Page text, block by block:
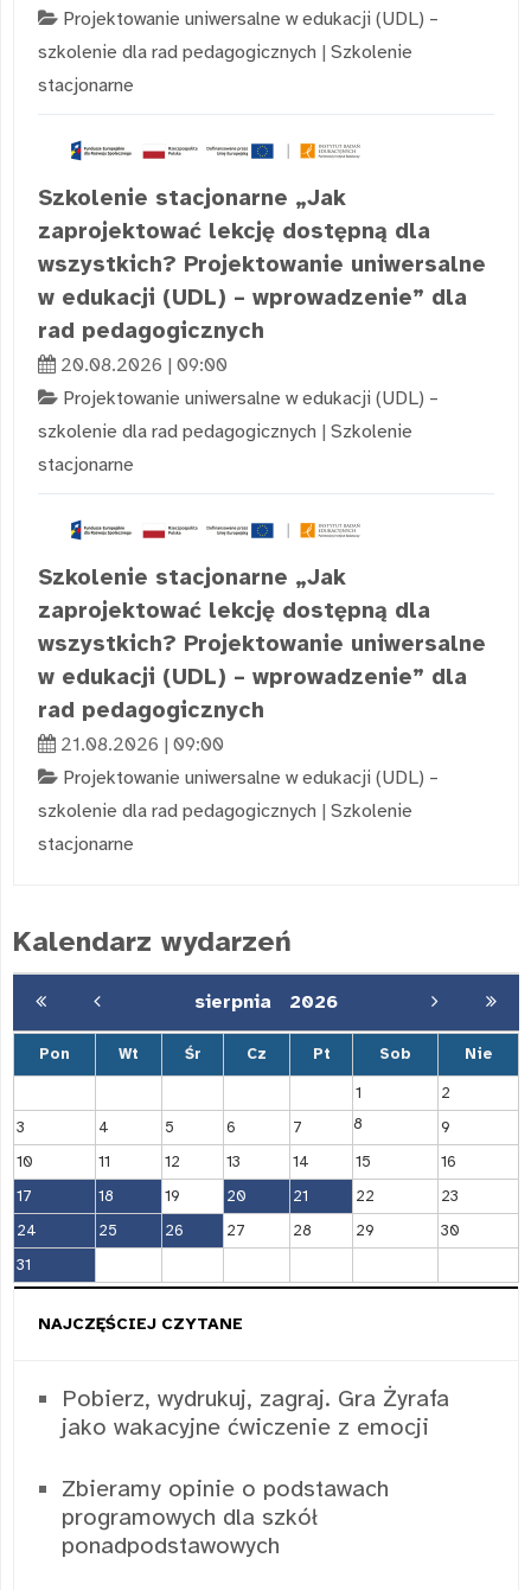
Projektowanie uniwersalne w edukacji (UDL) –
szkolenie dla rad pedagogicznych | Szkolenie
stacjonarne
Szkolenie stacjonarne „Jak
zaprojektować lekcję dostępną dla
wszystkich? Projektowanie uniwersalne
w edukacji (UDL) – wprowadzenie” dla
rad pedagogicznych
20.08.2026 | 09:00
Projektowanie uniwersalne w edukacji (UDL) –
szkolenie dla rad pedagogicznych | Szkolenie
stacjonarne
Szkolenie stacjonarne „Jak
zaprojektować lekcję dostępną dla
wszystkich? Projektowanie uniwersalne
w edukacji (UDL) – wprowadzenie” dla
rad pedagogicznych
21.08.2026 | 09:00
Projektowanie uniwersalne w edukacji (UDL) –
szkolenie dla rad pedagogicznych | Szkolenie
stacjonarne
Kalendarz wydarzeń
sierpnia 2026
Pon Wt Śr Cz Pt Sob Nie
1
2
3
4 5 6 7 8
9
10
11 12 13 14 15
16
17
18 19 20 21 22
23
24
25 26 27 28 29
30
31
NAJCZĘŚCIEJ CZYTANE
Pobierz, wydrukuj, zagraj. Gra Żyrafa
jako wakacyjne ćwiczenie z emocji
Zbieramy opinie o podstawach
programowych dla szkół
ponadpodstawowych